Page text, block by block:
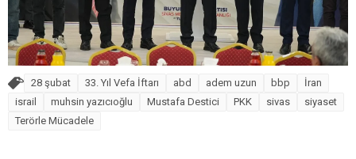
28 şubat 33. Yıl Vefa İftarı abd adem uzun bbp
İran
israil
muhsin yazıcıoğlu Mustafa Destici PKK sivas
siyaset
Terörle Mücadele